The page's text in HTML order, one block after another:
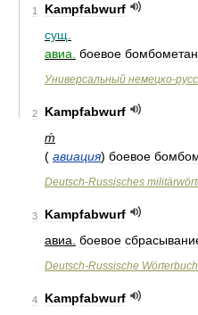
1
Kampfabwurf
сущ
авиа боевое
Универсальный немецко-
2
Kampfabwurf
ḿ
( авиация) боевое
Deutsch-Russisches
3
Kampfabwurf
авиа боевое
Deutsch-Russische Wörterbuch
4
Kampfabwurf